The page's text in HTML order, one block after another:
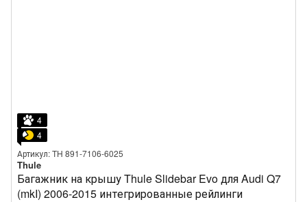
4
4
Артикул: TH 891-7106-6025
Thule
Багажник на крышу Thule Slidebar Evo для Audi Q7
(mkI) 2006-2015 интегрированные рейлинги